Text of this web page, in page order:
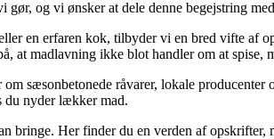
gør, og vi ønsker at dele denne begejstring
en erfaren kok, tilbyder vi en bred vifte af
madlavning ikke blot handler om at spise,
sæsonbetonede råvarer, lokale
du nyder lækker mad.
Her finder du en verden af opskrifter,